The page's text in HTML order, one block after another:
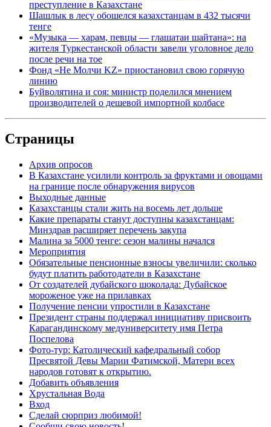
преступление в Казахстане
Шашлык в лесу обошелся казахстанцам в 432 тысячи
тенге
«Музыка — харам, певцы — глашатаи шайтана»: на
жителя Туркестанской области завели уголовное дело
после речи на тое
Фонд «Не Молчи KZ» приостановил свою горячую
линию
Буйволятина и соя: министр поделился мнением
производителей о дешевой импортной колбасе
Страницы
Архив опросов
В Казахстане усилили контроль за фруктами и овощами
на границе после обнаружения вирусов
Выходные данные
Казахстанцы стали жить на восемь лет дольше
Какие препараты станут доступны казахстанцам:
Минздрав расширяет перечень закупа
Малина за 5000 тенге: сезон малины начался
Мероприятия
Обязательные пенсионные взносы увеличили: сколько
будут платить работодатели в Казахстане
От создателей дубайского шоколада: Дубайское
мороженое уже на прилавках
Получение пенсии упростили в Казахстане
Президент страны поддержал инициативу присвоить
Карагандинскому медуниверситету имя Петра
Поспелова
Фото-тур: Католический кафедральный собор
Пресвятой Девы Марии Фатимской, Матери всех
народов готовят к открытию.
Добавить объявления
Хрустальная Вода
Вход
Сделай сюрприз любимой!